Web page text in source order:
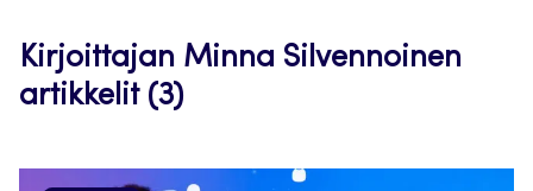
Kirjoittajan Minna Silvennoinen
artikkelit (3)